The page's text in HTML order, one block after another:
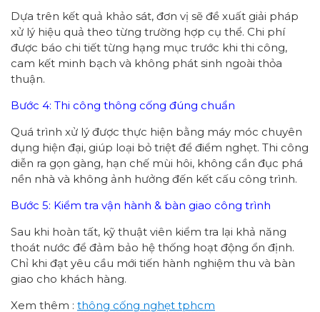
Dựa trên kết quả khảo sát, đơn vị sẽ đề xuất giải pháp
xử lý hiệu quả theo từng trường hợp cụ thể. Chi phí
được báo chi tiết từng hạng mục trước khi thi công,
cam kết minh bạch và không phát sinh ngoài thỏa
thuận.
Bước 4: Thi công thông cống đúng chuẩn
Quá trình xử lý được thực hiện bằng máy móc chuyên
dụng hiện đại, giúp loại bỏ triệt để điểm nghẹt. Thi công
diễn ra gọn gàng, hạn chế mùi hôi, không cần đục phá
nền nhà và không ảnh hưởng đến kết cấu công trình.
Bước 5: Kiểm tra vận hành & bàn giao công trình
Sau khi hoàn tất, kỹ thuật viên kiểm tra lại khả năng
thoát nước để đảm bảo hệ thống hoạt động ổn định.
Chỉ khi đạt yêu cầu mới tiến hành nghiệm thu và bàn
giao cho khách hàng.
Xem thêm : thông cống nghẹt tphcm